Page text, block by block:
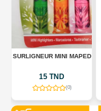
SURLIGNEUR MINI MAPED
15 TND
(0)